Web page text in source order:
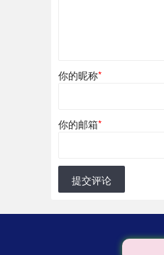
你的昵称*
你的邮箱*
提交评论